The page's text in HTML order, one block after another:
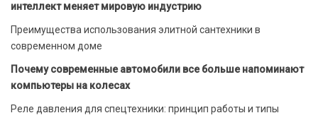
интеллект меняет мировую индустрию
Преимущества использования элитной сантехники в
современном доме
Почему современные автомобили все больше напоминают
компьютеры на колесах
Реле давления для спецтехники: принцип работы и типы